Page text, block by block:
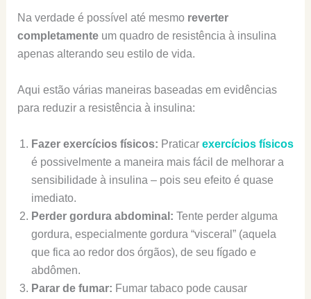
Na verdade é possível até mesmo reverter
completamenteum quadro de resistência à insulina
apenas alterando seu estilo de vida.
Aqui estão várias maneiras baseadas em evidências
para reduzir a resistência à insulina:
Fazer exercícios físicos: Praticar exercícios físicos
é possivelmente a maneira mais fácil de melhorar a
sensibilidade à insulina – pois seu efeito é quase
imediato.
Perder gordura abdominal: Tente perder alguma
gordura, especialmente gordura “visceral” (aquela
que fica ao redor dos órgãos), de seu fígado e
abdômen.
Parar de fumar: Fumar tabaco pode causar